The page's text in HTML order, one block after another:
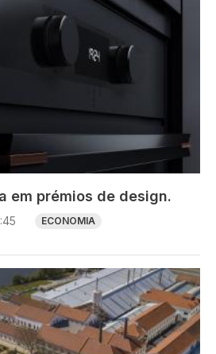
em prémios de design.
ECONOMIA